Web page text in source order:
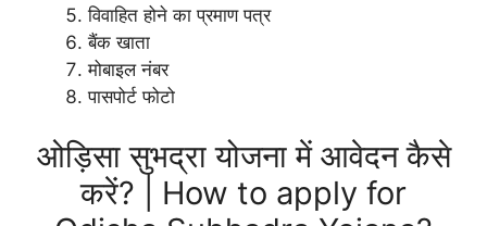
विवाहित होने का प्रमाण पत्र
बैंक खाता
मोबाइल नंबर
पासपोर्ट फोटो
ओड़िसा सुभद्रा योजना में आवेदन कैसे
करें? | How to apply for